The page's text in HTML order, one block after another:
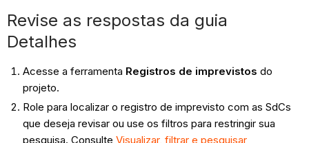
Revise as respostas da guia
Detalhes
Acesse a ferramenta Registros de imprevistos do
projeto.
Role para localizar o registro de imprevisto com as SdCs
que deseja revisar ou use os filtros para restringir sua
pesquisa. Consulte Visualizar, filtrar e pesquisar